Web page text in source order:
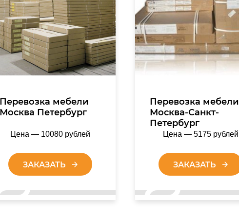
Перевозка мебели
Москва Петербург
Цена — 10080 рублей
ЗАКАЗАТЬ
Перевозка мебели
Москва-Санкт-
Петербург
Цена — 5175 рублей
ЗАКАЗАТЬ